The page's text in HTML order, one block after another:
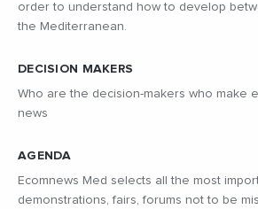
order to understand how to develop
the Mediterranean.
DECISION MAKERS
Who are the decision-makers who make
news
AGENDA
Ecomnews Med selects all the most
demonstrations, fairs, forums not to be